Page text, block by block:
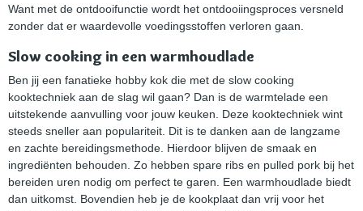
Want met de ontdooifunctie wordt het ontdooiingsproces versneld
zonder dat er waardevolle voedingsstoffen verloren gaan.
Slow cooking in een warmhoudlade
Ben jij een fanatieke hobby kok die met de slow cooking
kooktechniek aan de slag wil gaan? Dan is de warmtelade een
uitstekende aanvulling voor jouw keuken. Deze kooktechniek wint
steeds sneller aan populariteit. Dit is te danken aan de langzame
en zachte bereidingsmethode. Hierdoor blijven de smaak en
ingrediënten behouden. Zo hebben spare ribs en pulled pork bij het
bereiden uren nodig om perfect te garen. Een warmhoudlade biedt
dan uitkomst. Bovendien heb je de kookplaat dan vrij voor het